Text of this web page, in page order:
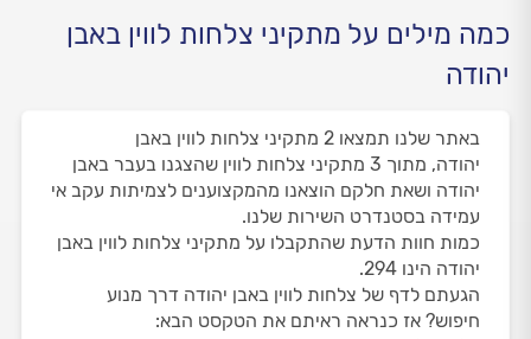
כמה מילים על מתקיני צלחות לווין באבן
יהודה
באתר שלנו תמצאו 2 מתקיני צלחות לווין באבן
יהודה, מתוך 3 מתקיני צלחות לווין שהצגנו בעבר באבן
יהודה ושאת חלקם הוצאנו מהמקצוענים לצמיתות עקב אי
עמידה בסטנדרט השירות שלנו.
כמות חוות הדעת שהתקבלו על מתקיני צלחות לווין באבן
יהודה הינו 294.
הגעתם לדף של צלחות לווין באבן יהודה דרך מנוע
חיפוש? אז כנראה ראיתם את הטקסט הבא: